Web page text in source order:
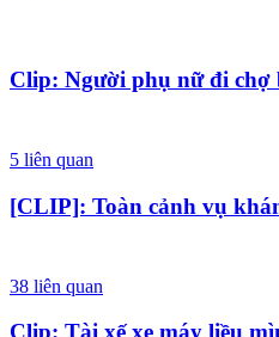
Clip: Người phụ nữ đi
5 liên quan
[CLIP]: Toàn cảnh vụ
38 liên quan
Clip: Tài xế xe máy liều